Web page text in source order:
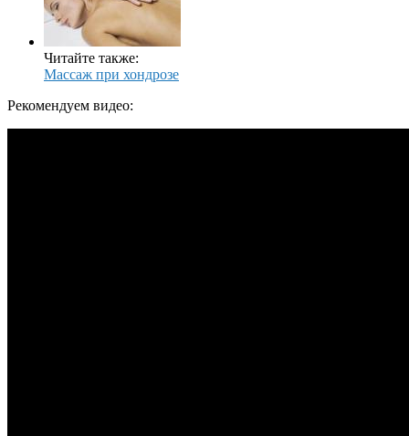
Читайте также:
Массаж при хондрозе
Рекомендуем видео: